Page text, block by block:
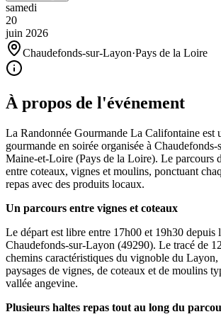
samedi
20
juin 2026
Chaudefonds-sur-Layon·Pays de la Loire
À propos de l'événement
La Randonnée Gourmande La Califontaine est
gourmande en soirée organisée à
Maine-et-Loire (Pays de la Loire). Le parcours
entre coteaux, vignes et moulins, ponctuant
repas avec des produits locaux.
Un parcours entre vignes et coteaux
Le départ est libre entre 17h00 et 19h30 depuis
Chaudefonds-sur-Layon (49290). Le tracé de
chemins caractéristiques du vignoble du Layon,
paysages de vignes, de coteaux et de moulins
vallée angevine.
Plusieurs haltes repas tout au long du